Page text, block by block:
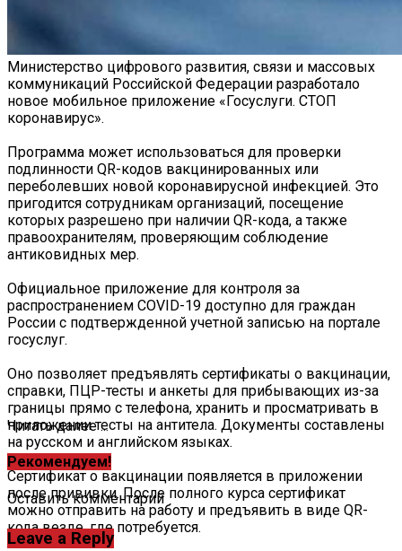
Министерство цифрового развития, связи и массовых
коммуникаций Российской Федерации разработало
новое мобильное приложение «Госуслуги. СТОП
коронавирус».
Программа может использоваться для проверки
подлинности QR-кодов вакцинированных или
переболевших новой коронавирусной инфекцией. Это
пригодится сотрудникам организаций, посещение
которых разрешено при наличии QR-кода, а также
правоохранителям, проверяющим соблюдение
антиковидных мер.
Официальное приложение для контроля за
распространением COVID-19 доступно для граждан
России с подтвержденной учетной записью на портале
госуслуг.
Оно позволяет предъявлять сертификаты о вакцинации,
справки, ПЦР-тесты и анкеты для прибывающих из-за
границы прямо с телефона, хранить и просматривать в
приложении тесты на антитела. Документы составлены
на русском и английском языках.
Сертификат о вакцинации появляется в приложении
после прививки. После полного курса сертификат
можно отправить на работу и предъявить в виде QR-
кода везде, где потребуется.
Читать далее ...
Рекомендуем!
Оставить комментарий
Leave a Reply